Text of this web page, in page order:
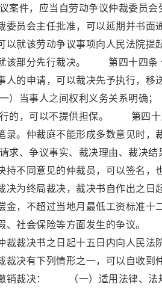
案件，应当自劳动争议仲裁委员
委员会主任批准，可以延期并书面
以就该劳动争议事项向人民法
该部分先行裁决。 第四十四条
人的申请，可以裁决先予执行，
当事人之间权利义务关系明确
，可以不提供担保。 第四十五
录。仲裁庭不能形成多数意见
求、争议事实、裁决理由、裁决
持不同意见的仲裁员，可以签名
决为终局裁决，裁决书自作出
金，不超过当地月最低工资标
、社会保险等方面发生的争议
裁裁决书之日起十五日内向人
裁决有下列情形之一，可以自收
撤销裁决： （一）适用法律、